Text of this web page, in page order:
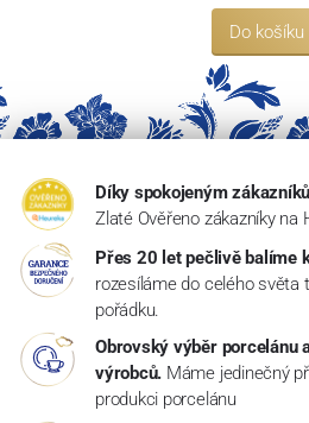
Do košíku
Díky spokojeným
Zlaté Ověřeno zákazníky na
Přes 20 let pečlivě balíme
rozesíláme do celého světa
pořádku.
Obrovský výběr porcelánu
výrobců. Máme jedinečný
produkci porcelánu